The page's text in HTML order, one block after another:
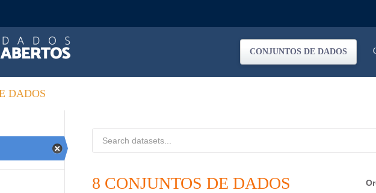
CONJUNTOS DE DADOS
DADOS
8 CONJUNTOS DE DADOS